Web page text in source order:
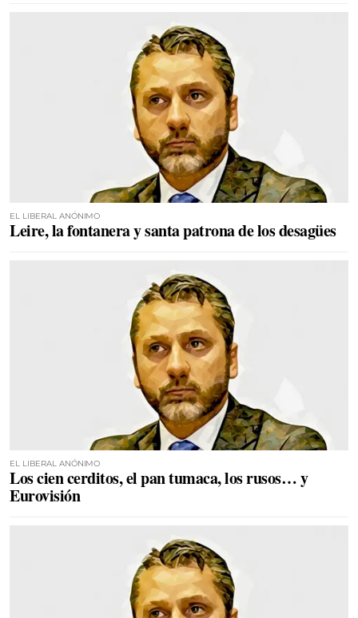
EL LIBERAL ANÓNIMO
Leire, la fontanera y santa patrona de los desagües
EL LIBERAL ANÓNIMO
Los cien cerditos, el pan tumaca, los rusos… y
Eurovisión